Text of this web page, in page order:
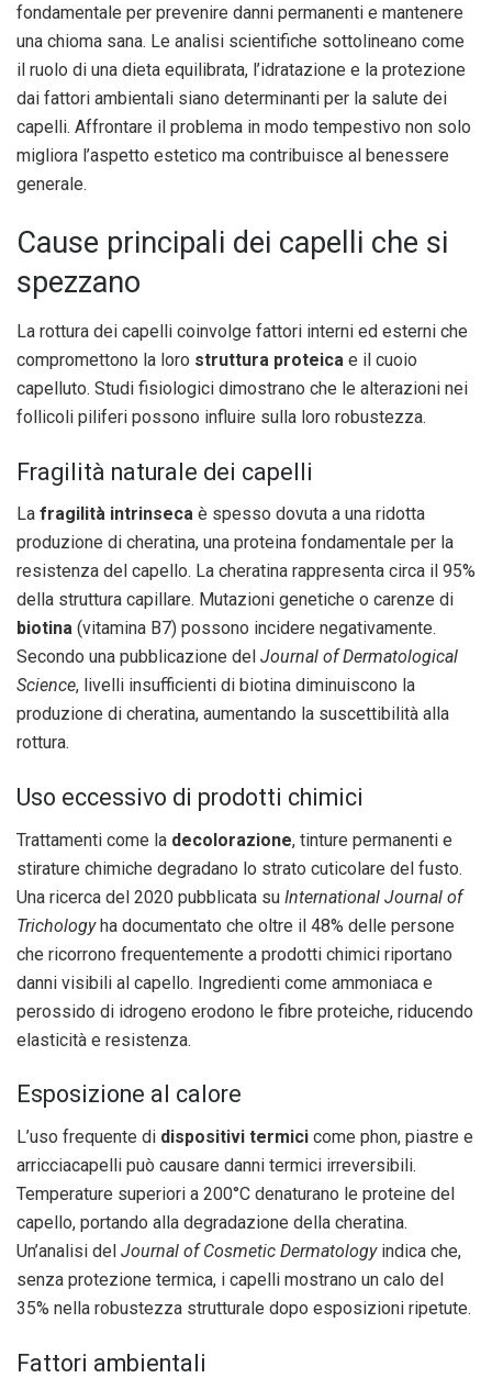
fondamentale per prevenire danni permanenti e mantenere
una chioma sana. Le analisi scientifiche sottolineano come
il ruolo di una dieta equilibrata, l’idratazione e la protezione
dai fattori ambientali siano determinanti per la salute dei
capelli. Affrontare il problema in modo tempestivo non solo
migliora l’aspetto estetico ma contribuisce al benessere
generale.
Cause principali dei capelli che si
spezzano
La rottura dei capelli coinvolge fattori interni ed esterni che
compromettono la loro struttura proteica e il cuoio
capelluto. Studi fisiologici dimostrano che le alterazioni nei
follicoli piliferi possono influire sulla loro robustezza.
Fragilità naturale dei capelli
La fragilità intrinseca è spesso dovuta a una ridotta
produzione di cheratina, una proteina fondamentale per la
resistenza del capello. La cheratina rappresenta circa il 95%
della struttura capillare. Mutazioni genetiche o carenze di
biotina (vitamina B7) possono incidere negativamente.
Secondo una pubblicazione del Journal of Dermatological
Science, livelli insufficienti di biotina diminuiscono la
produzione di cheratina, aumentando la suscettibilità alla
rottura.
Uso eccessivo di prodotti chimici
Trattamenti come la decolorazione, tinture permanenti e
stirature chimiche degradano lo strato cuticolare del fusto.
Una ricerca del 2020 pubblicata su International Journal of
Trichologyha documentato che oltre il 48% delle persone
che ricorrono frequentemente a prodotti chimici riportano
danni visibili al capello. Ingredienti come ammoniaca e
perossido di idrogeno erodono le fibre proteiche, riducendo
elasticità e resistenza.
Esposizione al calore
L’uso frequente di dispositivi termici come phon, piastre e
arricciacapelli può causare danni termici irreversibili.
Temperature superiori a 200°C denaturano le proteine del
capello, portando alla degradazione della cheratina.
Un’analisi del Journal of Cosmetic Dermatologyindica che,
senza protezione termica, i capelli mostrano un calo del
35% nella robustezza strutturale dopo esposizioni ripetute.
Fattori ambientali